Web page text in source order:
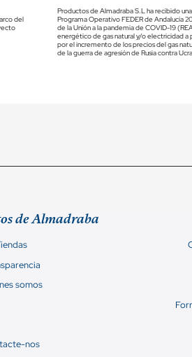
del
Productos de Almadraba S.L ha recibido
Programa Operativo FEDER de Andalucía
de la Unión a la pandemia de COVID-19
energético de gas natural y/o electricidad
por el incremento de los precios del gas
de la guerra de agresión de Rusia contra
de Almadraba
somos
nos